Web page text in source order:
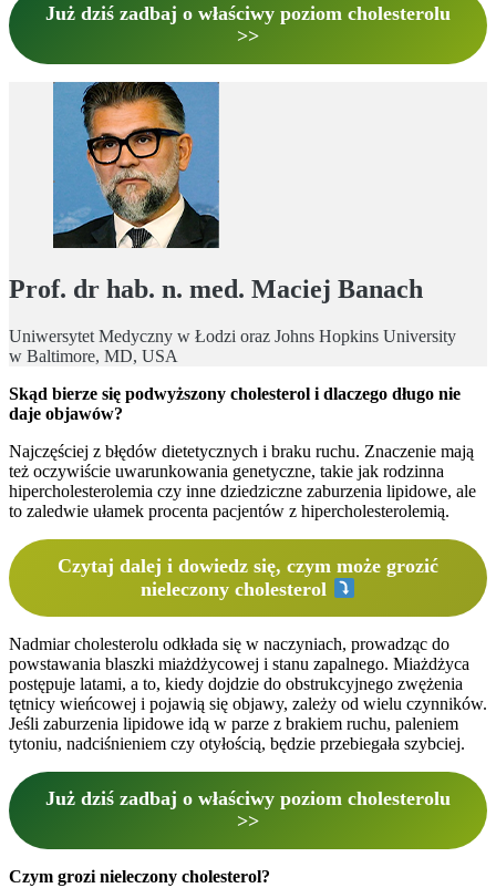
Już dziś zadbaj o właściwy poziom cholesterolu
>>
Prof. dr hab. n. med. Maciej Banach
Uniwersytet Medyczny w Łodzi oraz Johns Hopkins University
w Baltimore, MD, USA
Skąd bierze się podwyższony cholesterol i dlaczego długo nie
daje objawów?
Najczęściej z błędów dietetycznych i braku ruchu. Znaczenie mają
też oczywiście uwarunkowania genetyczne, takie jak rodzinna
hipercholesterolemia czy inne dziedziczne zaburzenia lipidowe, ale
to zaledwie ułamek procenta pacjentów z hipercholesterolemią.
Czytaj dalej i dowiedz się, czym może grozić
nieleczony cholesterol
Nadmiar cholesterolu odkłada się w naczyniach, prowadząc do
powstawania blaszki miażdżycowej i stanu zapalnego. Miażdżyca
postępuje latami, a to, kiedy dojdzie do obstrukcyjnego zwężenia
tętnicy wieńcowej i pojawią się objawy, zależy od wielu czynników.
Jeśli zaburzenia lipidowe idą w parze z brakiem ruchu, paleniem
tytoniu, nadciśnieniem czy otyłością, będzie przebiegała szybciej.
Już dziś zadbaj o właściwy poziom cholesterolu
>>
Czym grozi nieleczony cholesterol?